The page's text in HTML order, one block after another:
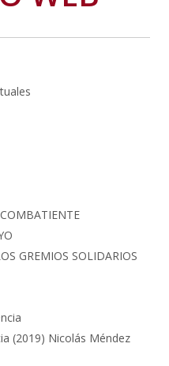
GREMIOS SOLIDARIOS
(2019) Nicolás Méndez